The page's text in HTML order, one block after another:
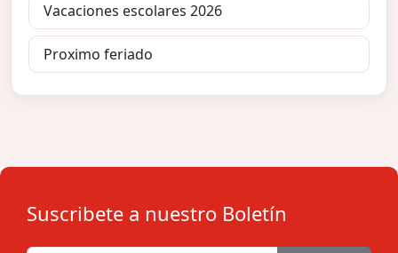
Vacaciones escolares 2026
Proximo feriado
Suscribete a nuestro Boletín